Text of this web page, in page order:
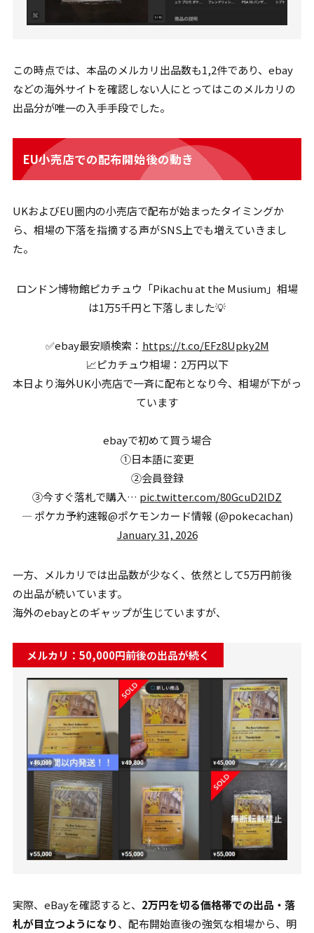
この時点では、本品のメルカリ出品数も1,2件であり、ebay
などの海外サイトを確認しない人にとってはこのメルカリの
出品分が唯一の入手手段でした。
EU小売店での配布開始後の動き
UKおよびEU圏内の小売店で配布が始まったタイミングか
ら、相場の下落を指摘する声がSNS上でも増えていきまし
た。
ロンドン博物館ピカチュウ「Pikachu at the Musium」相場
は1万5千円と下落しました💡
✅ebay最安順検索： https://t.co/EFz8Upky2M
📈ピカチュウ相場：2万円以下
本日より海外UK小売店で一斉に配布となり今、相場が下がっ
ています
ebayで初めて買う場合
①日本語に変更
②会員登録
③今すぐ落札で購入… pic.twitter.com/80GcuD2lDZ
— ポケカ予約速報@ポケモンカード情報 (@pokecachan)
January 31, 2026
一方、メルカリでは出品数が少なく、依然として5万円前後
の出品が続いています。
海外のebayとのギャップが生じていますが、
メルカリ：50,000円前後の出品が続く
実際、eBayを確認すると、 2万円を切る価格帯での出品・落
札が目立つようになり、配布開始直後の強気な相場から、明